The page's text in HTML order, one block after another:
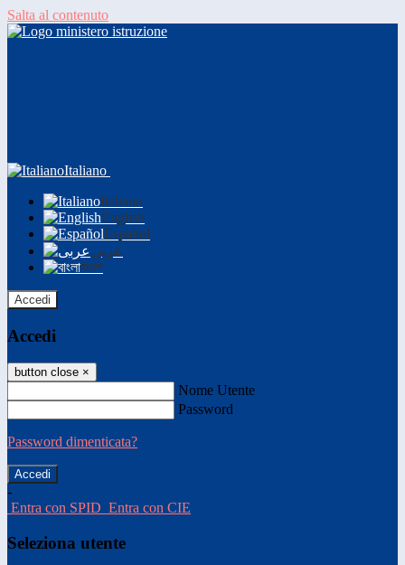
Salta al contenuto
Italiano
Italiano
English
Español
عربى
বাংলা
Accedi
Accedi
button close ×
Nome Utente
Password
Password dimenticata?
-
Entra con SPID Entra con CIE
Seleziona utente